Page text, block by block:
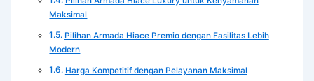
Maksimal
Pilihan Armada Hiace Premio dengan Fasilitas Lebih
Modern
Harga Kompetitif dengan Pelayanan Maksimal